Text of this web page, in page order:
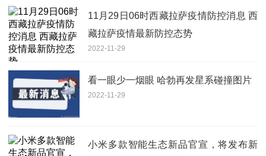
11月29日06时西藏拉萨疫情防控消息 西
藏拉萨疫情最新防控态势
2022-11-29
看一眼少一烟眼 哈勃再发星系碰撞图片
2022-11-29
小米多款智能生态新品官宣，将发布新